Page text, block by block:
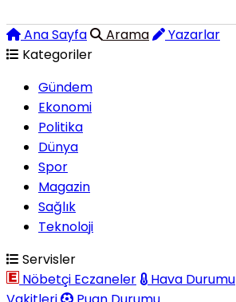
Ana Sayfa Arama
Yazarlar
Kategoriler
Gündem
Ekonomi
Politika
Dünya
Spor
Magazin
Sağlık
Teknoloji
Servisler
Nöbetçi Eczaneler
Hava Durumu